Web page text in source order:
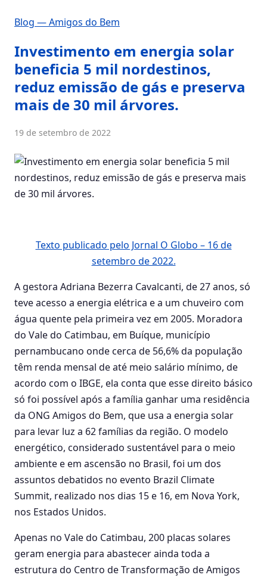
Blog — Amigos do Bem
Investimento em energia solar
beneficia 5 mil nordestinos,
reduz emissão de gás e preserva
mais de 30 mil árvores.
19 de setembro de 2022
Texto publicado pelo Jornal O Globo – 16 de
setembro de 2022.
A gestora Adriana Bezerra Cavalcanti, de 27 anos, só
teve acesso a energia elétrica e a um chuveiro com
água quente pela primeira vez em 2005. Moradora
do Vale do Catimbau, em Buíque, município
pernambucano onde cerca de 56,6% da população
têm renda mensal de até meio salário mínimo, de
acordo com o IBGE, ela conta que esse direito básico
só foi possível após a família ganhar uma residência
da ONG Amigos do Bem, que usa a energia solar
para levar luz a 62 famílias da região. O modelo
energético, considerado sustentável para o meio
ambiente e em ascensão no Brasil, foi um dos
assuntos debatidos no evento Brazil Climate
Summit, realizado nos dias 15 e 16, em Nova York,
nos Estados Unidos.
Apenas no Vale do Catimbau, 200 placas solares
geram energia para abastecer ainda toda a
estrutura do Centro de Transformação de Amigos